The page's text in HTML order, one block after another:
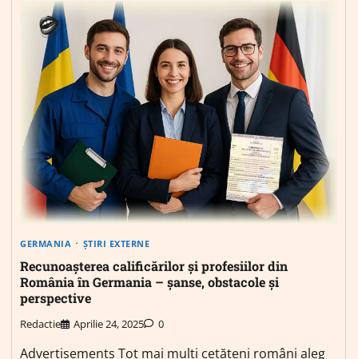
GERMANIA ȘTIRI EXTERNE
Recunoașterea calificărilor și profesiilor din
România în Germania – șanse, obstacole și
perspective
Redactie Aprilie 24, 2025 0
Advertisements Tot mai mulți cetățeni români aleg